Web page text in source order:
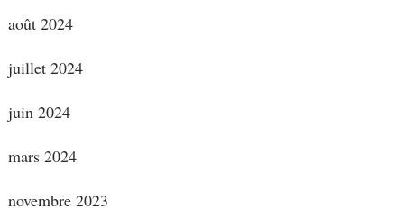
août 2024
juillet 2024
juin 2024
mars 2024
novembre 2023